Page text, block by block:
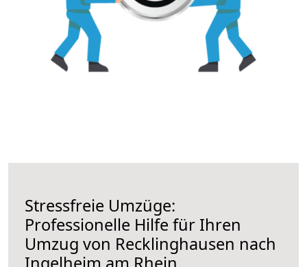
Stressfreie Umzüge:
Professionelle Hilfe für Ihren
Umzug von Recklinghausen nach